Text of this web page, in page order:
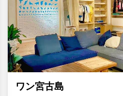
ワン宮古島